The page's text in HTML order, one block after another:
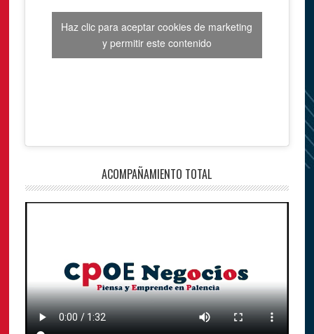
Haz clic para aceptar cookies de marketing
y permitir este contenido
ACOMPAÑAMIENTO TOTAL